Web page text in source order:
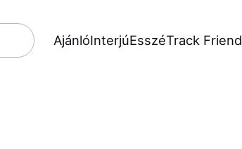
AjánlóInterjúEsszéTrack Friend